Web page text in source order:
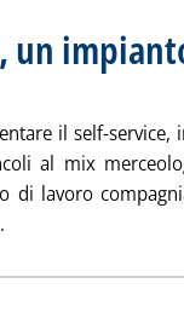
un
il self-service,
al mix
di lavoro